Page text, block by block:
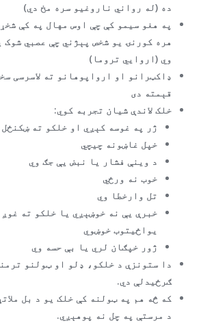
ده (له رواني ناروغیو سره مخ دي)
په هغو سیمو کې چې اوس مهال په کې
هره کورنۍ یو شخص پېژني چې عصبي شوک
وي (اروايي تروما)
ډاکټرانو او ارواپوهانو ته لاسرسی
قېمته دی
خلک لاندې شیان تجربه کوي:
ژر په غوسه کېږي او خلکو ته
خپل غاښونه چیچي
د وینې فشار یا نبض یې جګ وي
خوب نه ورځي
تل وارخطا وي
خبرې یې نه خوښېږي یا خلکو ته
یواځیتوب خوښوي
ژور خپګان لري یا بې حسه وي
دا ستونزې د خلکو، ډلو او ټولنو
ګرځیدلې دي.
که څه هم په ټولنه کې خلک یو د بل
د مرستې په چل نه پوهېږي.